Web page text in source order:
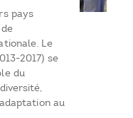
pays
Le
2017) se
du
au